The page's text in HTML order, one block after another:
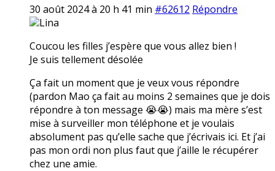
30 août 2024 à 20 h 41 min #62612 Répondre
Lina
Coucou les filles j’espère que vous allez bien !
Je suis tellement désolée
Ça fait un moment que je veux vous répondre
(pardon Mao ça fait au moins 2 semaines que je dois
répondre à ton message 😭😭) mais ma mère s’est
mise à surveiller mon téléphone et je voulais
absolument pas qu’elle sache que j’écrivais ici. Et j’ai
pas mon ordi non plus faut que j’aille le récupérer
chez une amie.